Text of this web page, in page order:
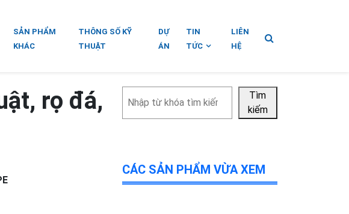
SẢN PHẨM
KHÁC
THÔNG SỐ KỸ
THUẬT
DỰ
ÁN
TIN
TỨC
LIÊN
HỆ
rọ đá,
kiếm
Tìm
kiếm
CÁC SẢN PHẨM VỪA XEM